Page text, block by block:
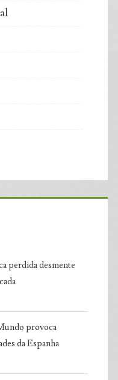
perdida desmente
provoca
da Espanha